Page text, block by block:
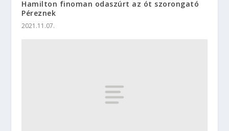
Hamilton finoman odaszúrt az ót szorongató
Péreznek
2021.11.07.